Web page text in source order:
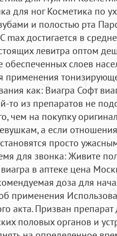
для ног Косметика по
и полостью рта
max достигается в
левитра оптом
слоев
применения
как: Виагра Софт
то из препаратов не
чем на покупку
а если
просто
для звонка: Живите
в аптеке цена
доза для
применения
акта. Призван препарат
половых органов и